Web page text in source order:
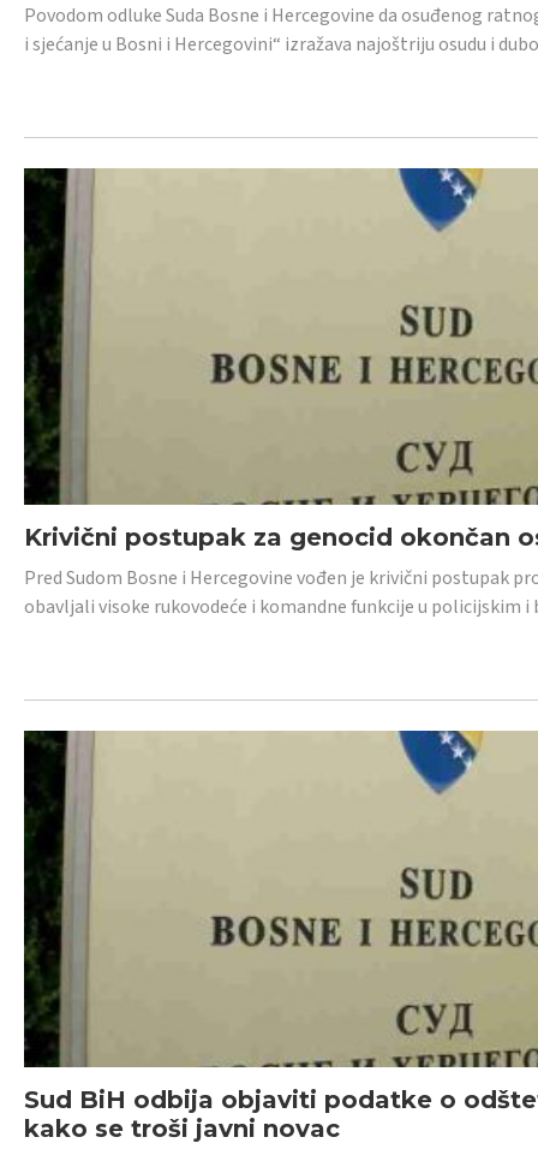
Povodom odluke Suda Bosne i Hercegovine da osuđenog
i sjećanje u Bosni i Hercegovini“ izražava najoštriju osudu i
Krivični postupak za genocid okončan
Pred Sudom Bosne i Hercegovine vođen je krivični postupak
obavljali visoke rukovodeće i komandne funkcije u policijskim
Sud BiH odbija objaviti podatke o
kako se troši javni novac